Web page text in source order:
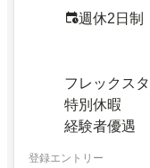
週休2日制
フレックス
特別休暇
経験者優遇
登録エントリー